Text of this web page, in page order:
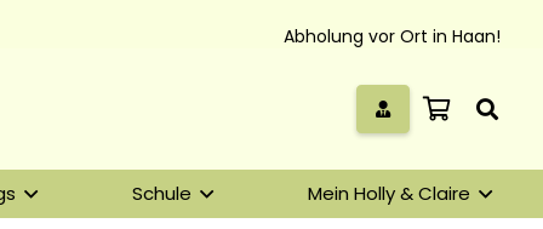
Abholung vor Ort in Haan!
Schule Mein Holly & Claire